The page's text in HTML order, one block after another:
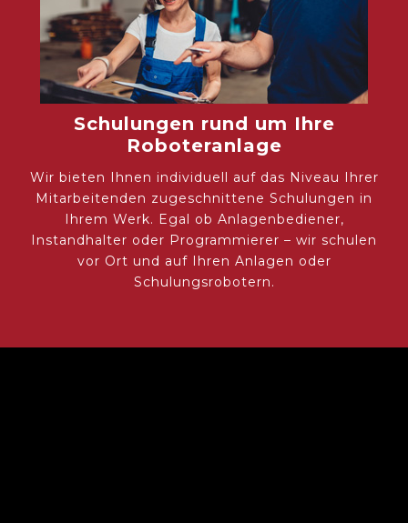
Schulungen rund um Ihre
Roboteranlage
Wir bieten Ihnen individuell auf das Niveau Ihrer
Mitarbeitenden zugeschnittene Schulungen in
Ihrem Werk. Egal ob Anlagenbediener,
Instandhalter oder Programmierer – wir schulen
vor Ort und auf Ihren Anlagen oder
Schulungsrobotern.